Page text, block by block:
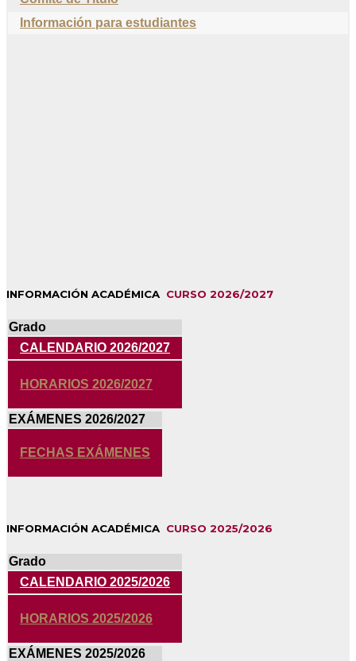
Información para estudiantes
INFORMACIÓN ACADÉMICA CURSO 2026/2027
Grado
CALENDARIO 2026/2027
HORARIOS 2026/2027
EXÁMENES 2026/2027
FECHAS EXÁMENES
INFORMACIÓN ACADÉMICA CURSO 2025/2026
Grado
CALENDARIO 2025/2026
HORARIOS 2025/2026
EXÁMENES 2025/2026